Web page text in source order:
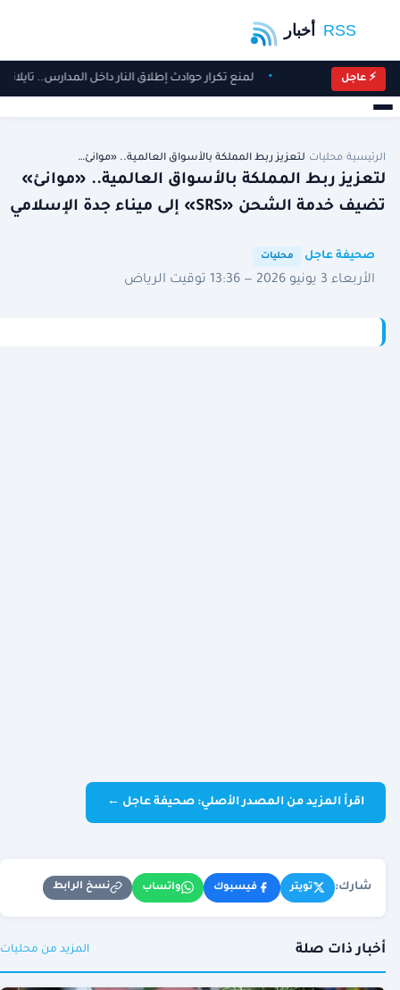
⚡ عاجل لمنع تكرار حوادث إطلاق النار داخل المدارس..
الرئيسية محليات لتعزيز ربط المملكة بالأسواق العالمية.. «موانئ…
لتعزيز ربط المملكة بالأسواق العالمية.. «موانئ»
تضيف خدمة الشحن «SRS» إلى ميناء جدة الإسلامي
صحيفة عاجل محليات
الأربعاء 3 يونيو 2026 — 13:36 توقيت الرياض
اقرأ المزيد من المصدر الأصلي: صحيفة عاجل ←
شارك: تويتر فيسبوك واتساب نسخ الرابط
أخبار ذات صلة المزيد من محليات